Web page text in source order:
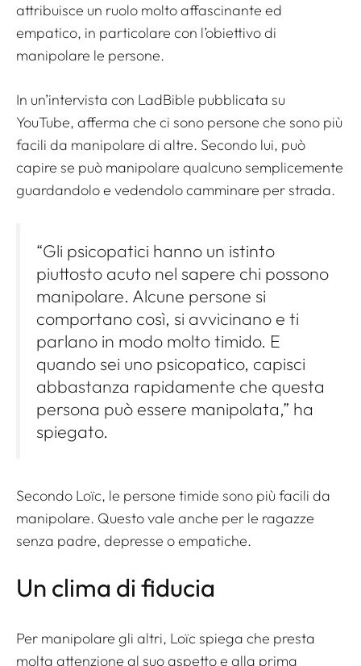
attribuisce un ruolo molto affascinante ed
empatico, in particolare con l’obiettivo di
manipolare le persone.
In un’intervista con LadBible pubblicata su
YouTube, afferma che ci sono persone che sono più
facili da manipolare di altre. Secondo lui, può
capire se può manipolare qualcuno semplicemente
guardandolo e vedendolo camminare per strada.
“Gli psicopatici hanno un istinto
piuttosto acuto nel sapere chi possono
manipolare. Alcune persone si
comportano così, si avvicinano e ti
parlano in modo molto timido. E
quando sei uno psicopatico, capisci
abbastanza rapidamente che questa
persona può essere manipolata,” ha
spiegato.
Secondo Loïc, le persone timide sono più facili da
manipolare. Questo vale anche per le ragazze
senza padre, depresse o empatiche.
Un clima di fiducia
Per manipolare gli altri, Loïc spiega che presta
molta attenzione al suo aspetto e alla prima